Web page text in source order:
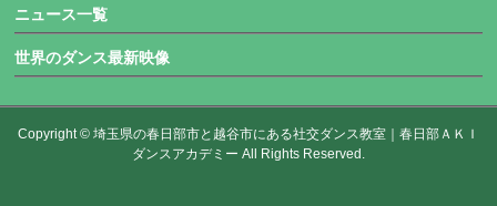
ニュース一覧
世界のダンス最新映像
Copyright © 埼玉県の春日部市と越谷市にある社交ダンス教室｜春日部ＡＫＩ
ダンスアカデミー All Rights Reserved.